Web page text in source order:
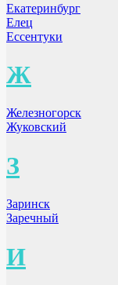
Екатеринбург
Елец
Ессентуки
Ж
Железногорск
Жуковский
З
Заринск
Заречный
И